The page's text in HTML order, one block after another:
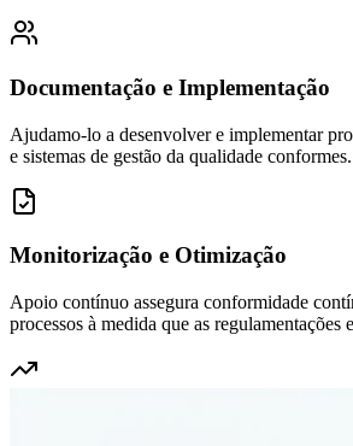
Documentação e Implementação
Ajudamo-lo a desenvolver e implementar
e sistemas de gestão da qualidade conformes.
Monitorização e Otimização
Apoio contínuo assegura conformidade
processos à medida que as regulamentações